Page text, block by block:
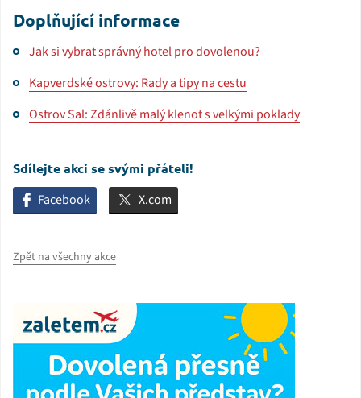
Doplňující informace
Jak si vybrat správný hotel pro dovolenou?
Kapverdské ostrovy: Rady a tipy na cestu
Ostrov Sal: Zdánlivě malý klenot s velkými poklady
Sdílejte akci se svými přáteli!
Facebook X.com
Zpět na všechny akce